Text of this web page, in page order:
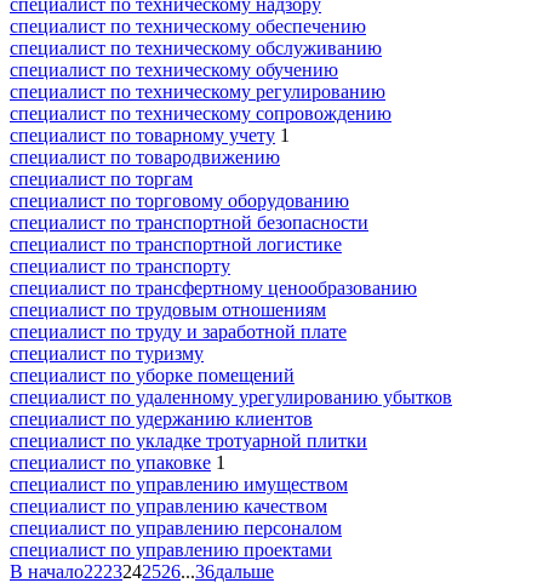
специалист по техническому обеспечению
специалист по техническому обслуживанию
специалист по техническому обучению
специалист по техническому регулированию
специалист по техническому сопровождению
специалист по товарному учету 1
специалист по товародвижению
специалист по торгам
специалист по торговому оборудованию
специалист по транспортной безопасности
специалист по транспортной логистике
специалист по транспорту
специалист по трансфертному ценообразованию
специалист по трудовым отношениям
специалист по труду и заработной плате
специалист по туризму
специалист по уборке помещений
специалист по удаленному урегулированию убытков
специалист по удержанию клиентов
специалист по укладке тротуарной плитки
специалист по упаковке 1
специалист по управлению имуществом
специалист по управлению качеством
специалист по управлению персоналом
специалист по управлению проектами
В начало2223242526...36дальше